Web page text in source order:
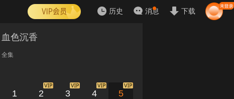
历史 消息 下载
血色沉香
全集
1 2 3 4 5